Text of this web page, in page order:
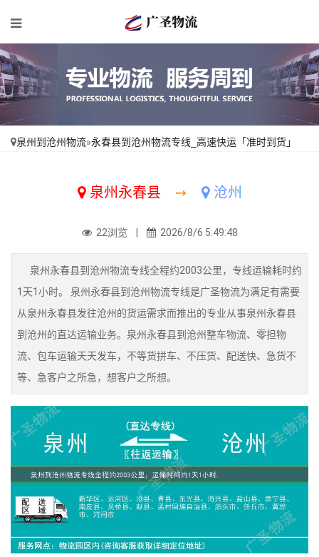
泉州到沧州物流»永春县到沧州物流专线_高速快运「准时到货」
泉州永春县 ➙ 沧州
22浏览 | 2026/8/6 5:49:48
泉州永春县到沧州物流专线全程约2003公里，专线运输耗时约
1天1小时。 泉州永春县到沧州物流专线是广圣物流为满足有需要
从泉州永春县发往沧州的货运需求而推出的专业从事泉州永春县
到沧州的直达运输业务。泉州永春县到沧州整车物流、零担物
流、包车运输天天发车，不等货拼车、不压货、配送快、急货不
等、急客户之所急，想客户之所想。